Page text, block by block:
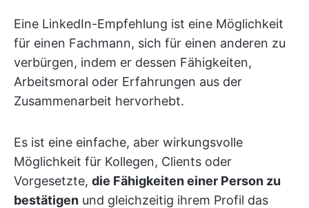
Eine LinkedIn-Empfehlung ist eine Möglichkeit
für einen Fachmann, sich für einen anderen zu
verbürgen, indem er dessen Fähigkeiten,
Arbeitsmoral oder Erfahrungen aus der
Zusammenarbeit hervorhebt.
Es ist eine einfache, aber wirkungsvolle
Möglichkeit für Kollegen, Clients oder
Vorgesetzte, die Fähigkeiten einer Person zu
bestätigen und gleichzeitig ihrem Profil das